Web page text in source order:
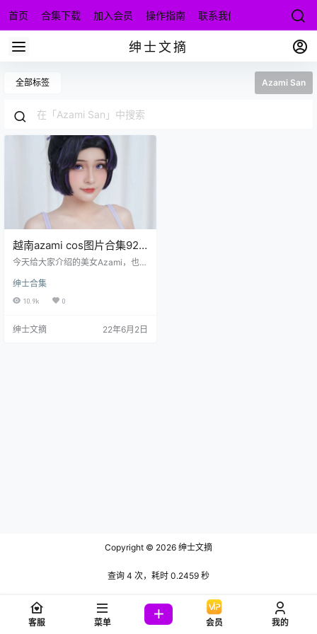
首页 合集下载 加入会员 操作指南 联系我们
绅士文摘
全部标签 Azami San
越南azami cos图片合集92
套
今天给大家介绍的美女Azami，也叫
样，她是自来越南，算是国际友
人，其实小编是非常爱国的，我喜
os图片之后，小编不淡定了，决定
绅士合集
10.9k 0
绅士文摘 22年6月2日
Copyright © 2026 绅士文摘
查询 4 次，耗时 0.2459 秒
客服 菜单 会员 我的